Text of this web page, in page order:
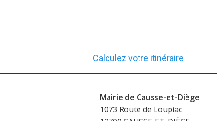
Calculez votre itinéraire
Mairie de Causse-et-Diège
1073 Route de Loupiac